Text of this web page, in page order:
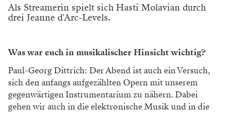
Als Streamerin spielt sich Hasti Molavian durch
drei Jeanne d'Arc-Levels.
Was war euch in musikalischer Hinsicht wichtig?
Paul-Georg Dittrich: Der Abend ist auch ein Versuch,
sich den anfangs aufgezählten Opern mit unserem
gegenwärtigen Instrumentarium zu nähern. Dabei
gehen wir auch in die elektronische Musik und in die